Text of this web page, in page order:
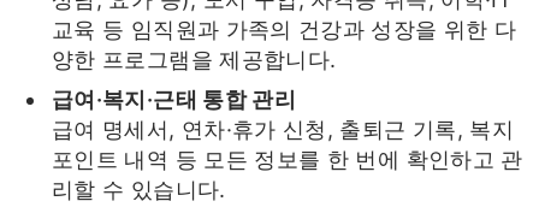
교육 등 임직원과 가족의 건강과 성장을 위한 다
양한 프로그램을 제공합니다.
급여·복지·근태 통합 관리
급여 명세서, 연차·휴가 신청, 출퇴근 기록, 복지
포인트 내역 등 모든 정보를 한 번에 확인하고 관
리할 수 있습니다.